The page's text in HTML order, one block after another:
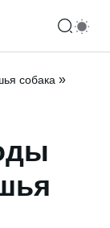
собака »